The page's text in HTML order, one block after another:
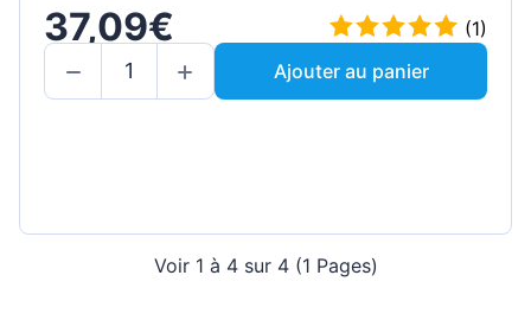
37,09€
(1)
Ajouter au panier
Voir 1 à 4 sur 4 (1 Pages)